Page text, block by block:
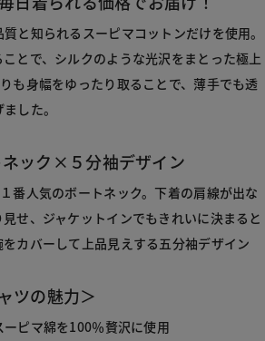
と知られるスーピマコットンだけを使用。
とで、シルクのような光沢をまとった極上
も身幅をゆったり取ることで、薄手でも透
した。
ック×５分袖デザイン
番人気のボートネック。下着の肩線が出な
せ、ジャケットインでもきれいに決まると
カバーして上品見えする五分袖デザイン
ツの魅力＞
ピマ綿を100％贅沢に使用